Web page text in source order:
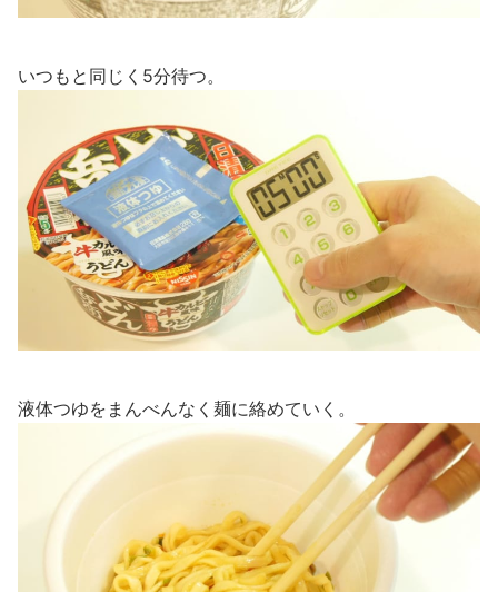
いつもと同じく5分待つ。
液体つゆをまんべんなく麺に絡めていく。